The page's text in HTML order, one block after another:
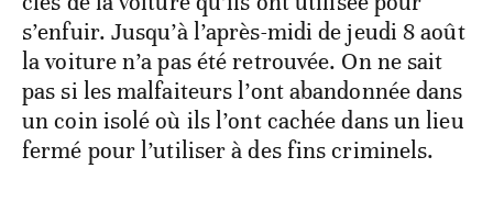
s’enfuir. Jusqu’à l’après-midi de jeudi 8 août
la voiture n’a pas été retrouvée. On ne sait
pas si les malfaiteurs l’ont abandonnée dans
un coin isolé où ils l’ont cachée dans un lieu
fermé pour l’utiliser à des fins criminels.